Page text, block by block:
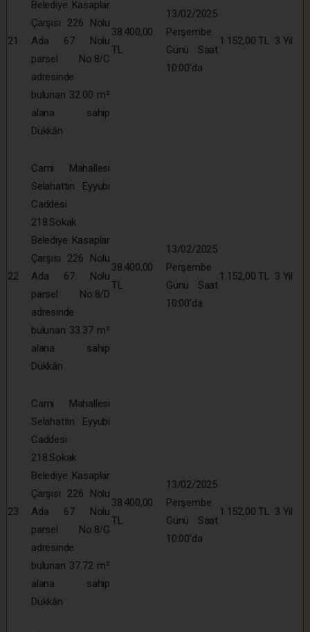
21
Belediye Kasaplar
Çarşısı 226 Nolu
Ada 67 Nolu
parsel No:8/C
adresinde
bulunan 32.00 m²
alana sahip
Dükkân
38.400,00
TL
13/02/2025
Perşembe
Günü Saat
10:00’da
1.152,00 TL 3 Yıl
22
Cami Mahallesi
Selahattin Eyyubi
Caddesi
218.Sokak
Belediye Kasaplar
Çarşısı 226 Nolu
Ada 67 Nolu
parsel No:8/D
adresinde
bulunan 33.37 m²
alana sahip
Dükkân
38.400,00
TL
13/02/2025
Perşembe
Günü Saat
10:00’da
1.152,00 TL 3 Yıl
23
Cami Mahallesi
Selahattin Eyyubi
Caddesi
218.Sokak
Belediye Kasaplar
Çarşısı 226 Nolu
Ada 67 Nolu
parsel No:8/G
adresinde
bulunan 37.72 m²
alana sahip
Dükkân
38.400,00
TL
13/02/2025
Perşembe
Günü Saat
10:00’da
1.152,00 TL 3 Yıl